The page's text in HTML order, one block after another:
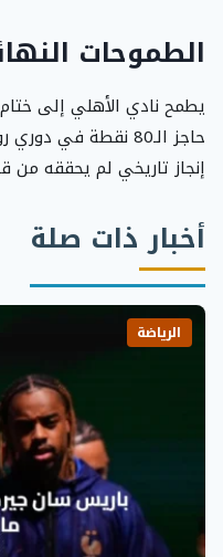
الطموحات
يطمح نادي الأهلي إلى
حاجز الـ80 نقطة
إنجاز تاريخي لم يحققه من
أخبار ذات صلة
الرياضة